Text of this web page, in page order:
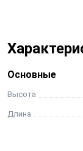
Основные
Высота
Длина